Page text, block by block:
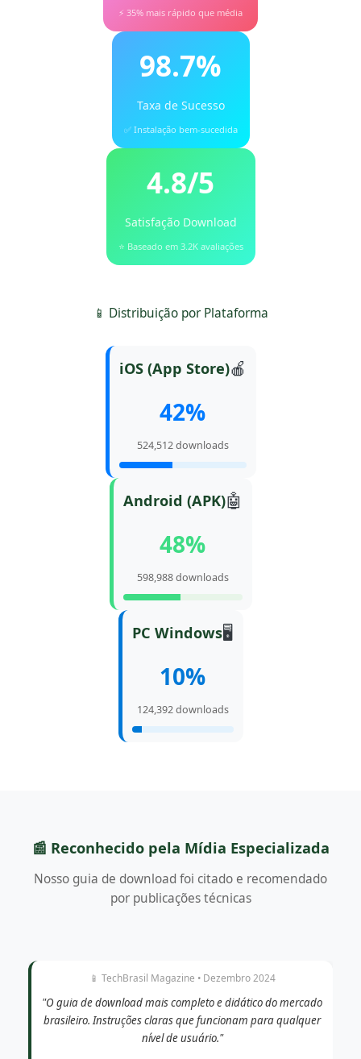
⚡ 35% mais rápido que média
98.7%
Taxa de Sucesso
✅ Instalação bem-sucedida
4.8/5
Satisfação Download
⭐ Baseado em 3.2K avaliações
📱 Distribuição por Plataforma
iOS (App Store)🍎
42%
524,512 downloads
Android (APK)🤖
48%
598,988 downloads
PC Windows🖥️
10%
124,392 downloads
📰 Reconhecido pela Mídia Especializada
Nosso guia de download foi citado e recomendado
por publicações técnicas
📱 TechBrasil Magazine • Dezembro 2024
"O guia de download mais completo e didático do mercado
brasileiro. Instruções claras que funcionam para qualquer
nível de usuário."